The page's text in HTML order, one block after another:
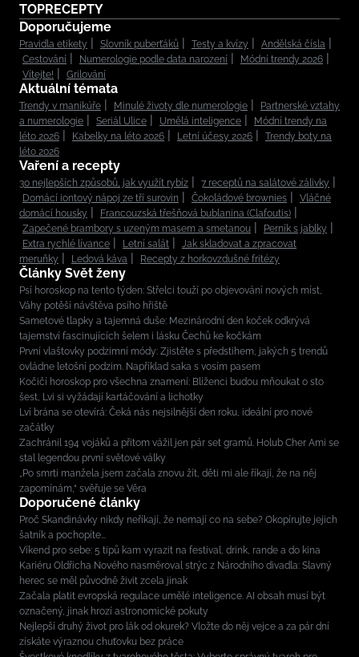
TOPRECEPTY
Doporučujeme
Pravidla etikety Slovník puberťáků Testy a kvízy
Andělská čísla
Cestování
Numerologie podle data narození
Módní trendy 2026
Vítejte!
Grilování
Aktuální témata
Trendy v manikúře Minulé životy dle numerologie
Partnerské vztahy
a numerologie
Seriál Ulice Umělá inteligence
Módní trendy na
léto 2026
Kabelky na léto 2026 Letní účesy 2026
Trendy boty na
léto 2026
Vaření a recepty
30 nejlepších způsobů, jak využít rybíz
7 receptů na salátové zálivky
Domácí iontový nápoj ze tří surovin
Čokoládové brownies
Vláčné
domácí housky
Francouzská třešňová bublanina (Clafoutis)
Zapečené brambory s uzeným masem a smetanou
Perník s jablky
Extra rychlé lívance
Letní salát
Jak skladovat a zpracovat
meruňky
Ledová káva Recepty z horkovzdušné fritézy
Články Svět ženy
Psí horoskop na tento týden: Střelci touží po objevování nových míst,
Váhy potěší návštěva psího hřiště
Sametové tlapky a tajemná duše: Mezinárodní den koček odkrývá
tajemství fascinujících šelem i lásku Čechů ke kočkám
První vlaštovky podzimní módy: Zjistěte s předstihem, jakých 5 trendů
ovládne letošní podzim. Například saka s vosím pasem
Kočičí horoskop pro všechna znamení: Blíženci budou mňoukat o sto
šest, Lvi si vyžádají kartáčování a lichotky
Lví brána se otevírá: Čeká nás nejsilnější den roku, ideální pro nové
začátky
Zachránil 194 vojáků a přitom vážil jen pár set gramů. Holub Cher Ami se
stal legendou první světové války
„Po smrti manžela jsem začala znovu žít, děti mi ale říkají, že na něj
zapomínám,“ svěřuje se Věra
Doporučené články
Proč Skandinávky nikdy neříkají, že nemají co na sebe? Okopírujte jejich
šatník a pochopíte...
Víkend pro sebe: 5 tipů kam vyrazit na festival, drink, rande a do kina
Kariéru Oldřicha Nového nasměroval strýc z Národního divadla: Slavný
herec se měl původně živit zcela jinak
Začala platit evropská regulace umělé inteligence. AI obsah musí být
označený, jinak hrozí astronomické pokuty
Nejlepší druhý život pro lák od okurek? Vložte do něj vejce a za pár dní
získáte výraznou chuťovku bez práce